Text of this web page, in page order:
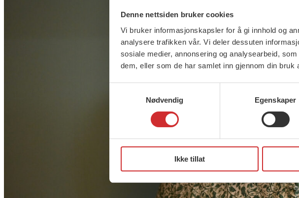
Denne nettsiden bruker cookies
Vi bruker informasjonskapsler for å gi innhold og
analysere trafikken vår. Vi deler dessuten
sosiale medier, annonsering og analysearbeid,
dem, eller som de har samlet inn gjennom din bruk
Nødvendig
Egenskaper
Ikke tillat